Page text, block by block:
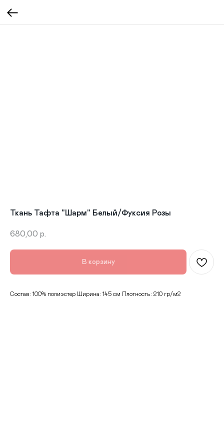
Ткань Тафта "Шарм" Белый/Фуксия Розы
680,00 р.
В корзину
Состав: 100% полиэстер Ширина: 145 см Плотность: 210 гр/м2